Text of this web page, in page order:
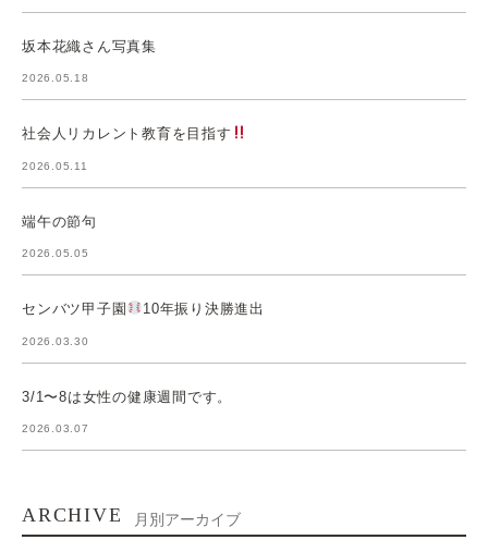
坂本花織さん写真集
2026.05.18
社会人リカレント教育を目指す
2026.05.11
端午の節句
2026.05.05
センバツ甲子園 10年振り決勝進出
2026.03.30
3/1〜8は女性の健康週間です。
2026.03.07
ARCHIVE 月別アーカイブ